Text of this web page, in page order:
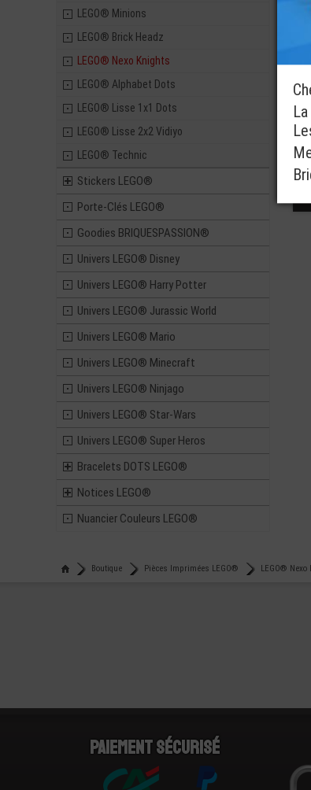
LEGO® Minions
LEGO® Brick Headz
LEGO® Nexo Knights
LEGO® Alphabet Dots
LEGO® Lisse 1x1 Dots
LEGO® Lisse 2x2 Vidiyo
LEGO® Technic
Stickers LEGO®
Porte-Clés LEGO®
Goodies BRIQUESPASSION®
Univers LEGO® Disney
Univers LEGO® Harry Potter
Univers LEGO® Jurassic World
Univers LEGO® Mario
Univers LEGO® Minecraft
Univers LEGO® Ninjago
Univers LEGO® Star-Wars
Univers LEGO® Super Heros
Bracelets DOTS LEGO®
Notices LEGO®
Nuancier Couleurs LEGO®
Boutique Pièces Imprimées LEGO® LEGO® Nexo
Paiement sécurisé